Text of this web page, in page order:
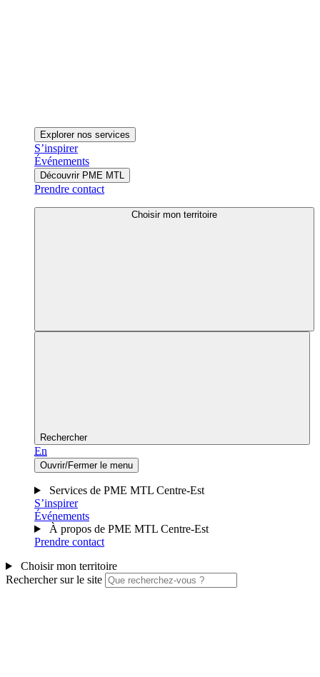
Explorer nos services
S’inspirer
Événements
Découvrir PME MTL
Prendre contact
Choisir mon territoire
Rechercher
En
Ouvrir/Fermer le menu
Services de PME MTL Centre-Est
S’inspirer
Événements
À propos de PME MTL Centre-Est
Prendre contact
Choisir mon territoire
Rechercher sur le site